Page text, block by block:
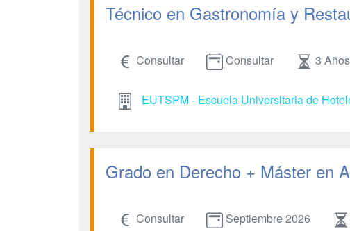
Técnico en Gastronomía y
Consultar Consultar 3 Años
EUTSPM - Escuela Universitaria de
Grado en Derecho + Máster en
Consultar Septiembre 2026